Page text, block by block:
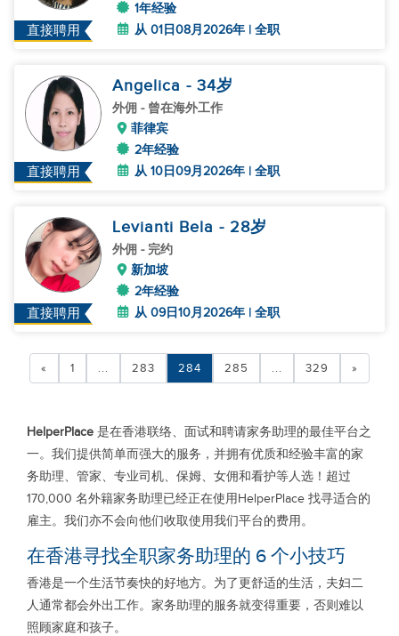
直接聘用
1年经验
从 01日08月2026年 | 全职
直接聘用
Angelica - 34岁
外佣 - 曾在海外工作
菲律宾
2年经验
从 10日09月2026年 | 全职
直接聘用
Levianti Bela - 28岁
外佣 - 完约
新加坡
2年经验
从 09日10月2026年 | 全职
« 1 ... 283 284 285 ... 329 »
HelperPlace 是在香港联络、面试和聘请家务助理的最佳平台之
一。我们提供简单而强大的服务，并拥有优质和经验丰富的家
务助理、管家、专业司机、保姆、女佣和看护等人选！超过
170,000 名外籍家务助理已经正在使用HelperPlace 找寻适合的
雇主。我们亦不会向他们收取使用我们平台的费用。
在香港寻找全职家务助理的 6 个小技巧
香港是一个生活节奏快的好地方。为了更舒适的生活，夫妇二
人通常都会外出工作。家务助理的服务就变得重要，否则难以
照顾家庭和孩子。